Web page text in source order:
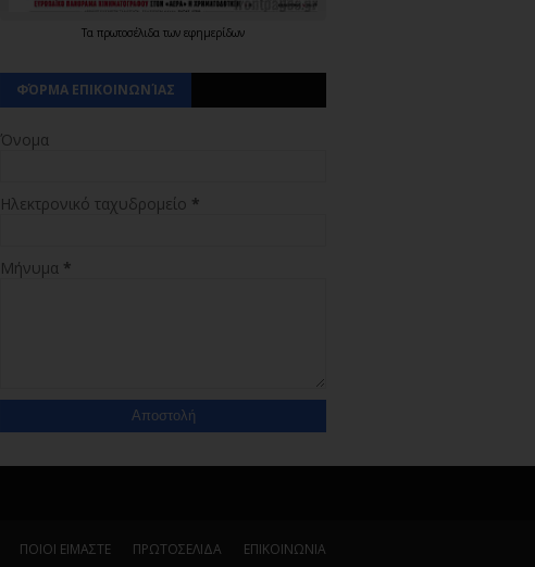
Τα πρωτοσέλιδα των εφημερίδων
ΦΌΡΜΑ ΕΠΙΚΟΙΝΩΝΊΑΣ
Όνομα
Ηλεκτρονικό ταχυδρομείο *
Μήνυμα *
ΠΟΙΟΙ ΕΙΜΑΣΤΕ ΠΡΩΤΟΣΕΛΙΔΑ ΕΠΙΚΟΙΝΩΝΙΑ